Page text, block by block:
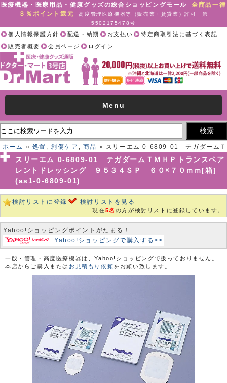
医療機器・医療用品・健康グッズの総合ショッピングモール全商品一律
３％ポイント還元
高度管理医療機器等（販売業・賃貸業）許可 第
5502175478号
個人情報保護方針 配送・納期 お支払い
特定商取引法に基づく表記
販売者概要
会員ページ ログイン
Menu
ホーム » 処置 ,創傷ケア , 商品 » スリーエム 0-6809-01 テガダームＴ
ＭＨＰトランスペアレントドレッシング ９５３４ＳＰ ６０×７０ｍｍ
[箱](as1-0-6809-01)
スリーエム 0-6809-01 テガダームＴＭＨＰトランスペア
レントドレッシング ９５３４ＳＰ ６０×７０ｍｍ[箱]
(as1-0-6809-01)
検討リストに登録 検討リストを見る
現在5名 の方が検討リストに登録しています。
Yahoo!ショッピングポイントがたまる！
Yahoo!ショッピングで購入する>>
一般・管理・高度医療機器は、Yahoo!ショッピングで扱っておりません。
本店からご購入または お見積もり依頼をお願い致します。